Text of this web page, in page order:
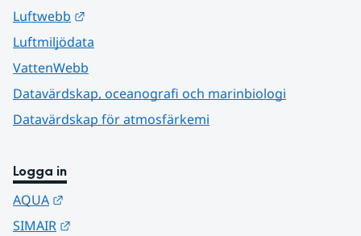
Luftwebb
Luftmiljödata
VattenWebb
Datavärdskap, oceanografi och marinbiologi
Datavärdskap för atmosfärkemi
Logga in
AQUA
SIMAIR